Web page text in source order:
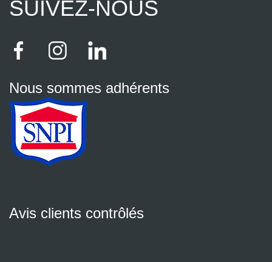
SUIVEZ-NOUS
Nous sommes adhérents
Avis clients contrôlés